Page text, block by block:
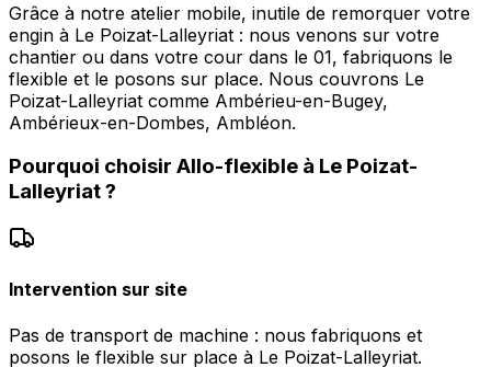
Grâce à notre atelier mobile, inutile de remorquer votre
engin à Le Poizat-Lalleyriat : nous venons sur votre
chantier ou dans votre cour dans le 01, fabriquons le
flexible et le posons sur place. Nous couvrons Le
Poizat-Lalleyriat comme Ambérieu-en-Bugey,
Ambérieux-en-Dombes, Ambléon.
Pourquoi choisir Allo-flexible à Le Poizat-
Lalleyriat?
Intervention sur site
Pas de transport de machine : nous fabriquons et
posons le flexible sur place à Le Poizat-Lalleyriat.